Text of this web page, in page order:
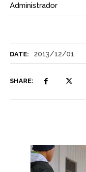
DATE: 2013/12/01
SHARE:
Administrador